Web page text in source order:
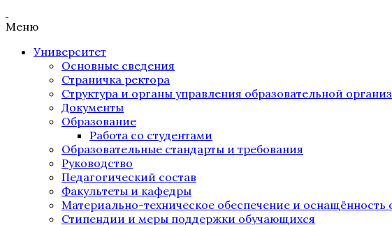
Меню
Университет
Основные сведения
Страничка ректора
Структура и органы управления образовательной
Документы
Образование
Работа со студентами
Образовательные стандарты и требования
Руководство
Педагогический состав
Факультеты и кафедры
Материально-техническое обеспечение и оснащённость
Стипендии и меры поддержки обучающихся